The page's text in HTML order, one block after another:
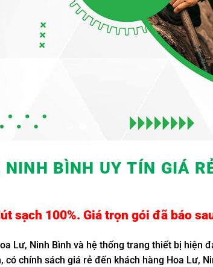
BÌNH UY TÍN GIÁ
sạch 100%. Giá trọn gói đã báo
Lư, Ninh Bình và hệ thống trang thiết bị hiện
chính sách giá rẻ đến khách hàng Hoa Lư,